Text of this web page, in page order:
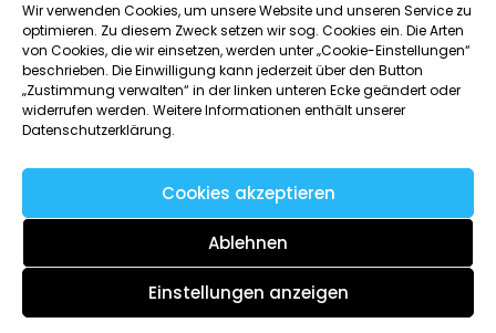
Wir verwenden Cookies, um unsere Website und unseren Service zu
optimieren. Zu diesem Zweck setzen wir sog. Cookies ein. Die Arten
von Cookies, die wir einsetzen, werden unter „Cookie-Einstellungen“
beschrieben. Die Einwilligung kann jederzeit über den Button
„Zustimmung verwalten“ in der linken unteren Ecke geändert oder
widerrufen werden. Weitere Informationen enthält unserer
Datenschutzerklärung.
Cookies akzeptieren
Ablehnen
Einstellungen anzeigen
Kontakt
Benutzername:
Passwort vergessen?